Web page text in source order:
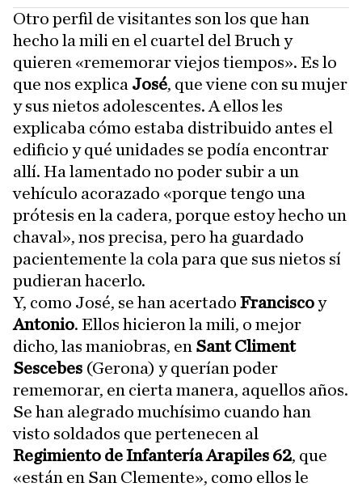
Otro perfil de visitantes son los que han
hecho la mili en el cuartel del Bruch y
quieren «rememorar viejos tiempos». Es lo
que nos explica José, que viene con su mujer
y sus nietos adolescentes. A ellos les
explicaba cómo estaba distribuido antes el
edificio y qué unidades se podía encontrar
allí. Ha lamentado no poder subir a un
vehículo acorazado «porque tengo una
prótesis en la cadera, porque estoy hecho un
chaval», nos precisa, pero ha guardado
pacientemente la cola para que sus nietos sí
pudieran hacerlo.
Y, como José, se han acertado Franciscoy
Antonio. Ellos hicieron la mili, o mejor
dicho, las maniobras, en Sant Climent
Sescebes (Gerona) y querían poder
rememorar, en cierta manera, aquellos años.
Se han alegrado muchísimo cuando han
visto soldados que pertenecen al
Regimiento de Infantería Arapiles 62, que
«están en San Clemente», como ellos le